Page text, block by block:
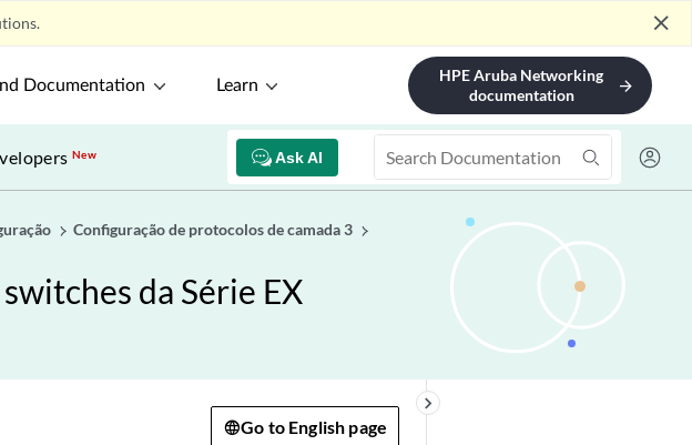
close
Documentation Learn
HPE Aruba Networking
documentation
arrow_forward
Ask AI
New
Configuração de protocolos de camada 3
da Série EX
keyboard_arrow_right
Go to English page